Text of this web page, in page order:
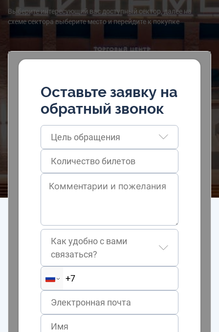
Выберите интересующий вас доступный сектор, далее на
схеме сектора выберите место и перейдите к покупке
Оставьте заявку на
обратный звонок
Цель обращения
Как удобно с вами
связаться?